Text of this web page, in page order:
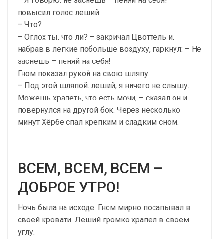
повысил голос леший.
– Что?
– Оглох ты, что ли? – закричал Цвоттель и,
набрав в легкие побольше воздуху, гаркнул: – Не
заснешь – пеняй на себя!
Гном показал рукой на свою шляпу.
– Под этой шляпой, леший, я ничего не слышу.
Можешь храпеть, что есть мочи, – сказал он и
повернулся на другой бок. Через несколько
минут Хёрбе спал крепким и сладким сном.
ВСЕМ, ВСЕМ, ВСЕМ –
ДОБРОЕ УТРО!
Ночь была на исходе. Гном мирно посапывал в
своей кровати. Леший громко храпел в своем
углу.